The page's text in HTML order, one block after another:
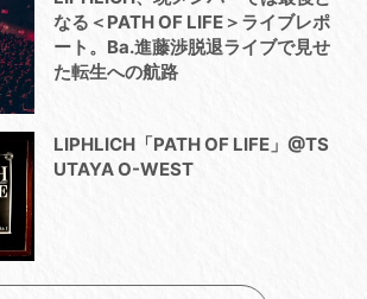
なる＜PATH OF LIFE＞ライブレポ
ート。Ba.進藤渉脱退ライブで見せ
た転生への航路
LIPHLICH「PATH OF LIFE」@TS
UTAYA O-WEST